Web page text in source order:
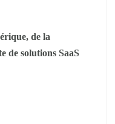
de la
de solutions SaaS